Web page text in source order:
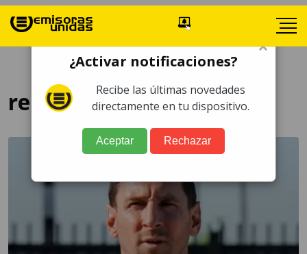
regreso
×
¿Activar notificaciones?
Recibe las últimas novedades
directamente en tu dispositivo.
Aceptar Rechazar